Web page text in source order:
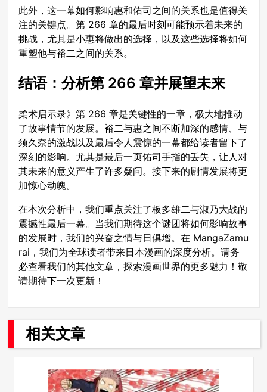
此外，这一幕如何影响惠和佑司之间的关系也是值得关
注的关键点。第 266 章的最后时刻可能预示着未来的
挑战，尤其是小惠将做出的选择，以及这些选择将如何
重塑他与裕二之间的关系。
结语：分析第 266 章并展望未来
柔术启示录》第 266 章是关键性的一章，极大地推动
了故事情节的发展。裕二与惠之间不断加深的感情、与
须久奈的激战以及最后令人震惊的一幕都给读者留下了
深刻的影响。尤其是最后一页佑司手指的丢失，让人对
其未来的意义产生了许多疑问。接下来的剧情发展将更
加惊心动魄。
在本次分析中，我们重点关注了板多雄二与淑乃大战的
震撼性最后一幕。当我们期待这个谜团将如何影响故事
的发展时，我们的兴奋之情与日俱增。在 MangaZamu
rai，我们为全球读者带来日本漫画的深度分析。请务
必查看我们的其他文章，探索漫画世界的更多魅力！敬
请期待下一次更新！
相关文章